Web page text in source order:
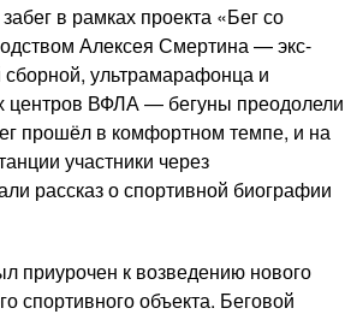
в рамках проекта «Бег со
Алексея Смертина — экс-
ультрамарафонца и
центров ВФЛА — бегуны преодолели
прошёл в комфортном темпе, и на
участники через
рассказ о спортивной биографии
приурочен к возведению нового
спортивного объекта. Беговой